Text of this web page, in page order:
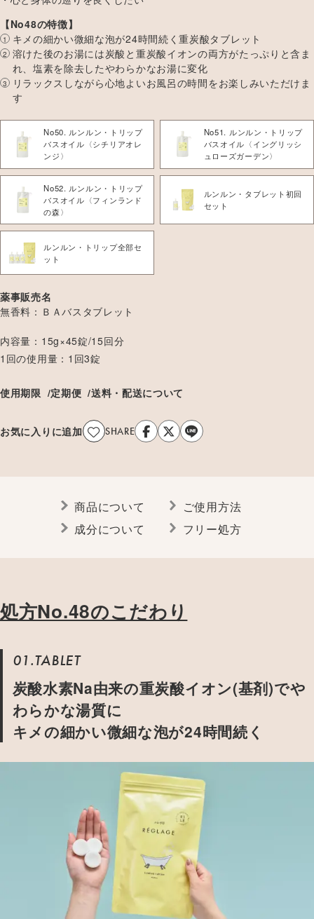
【No48の特徴】
キメの細かい微細な泡が24時間続く重炭酸タブレット
溶けた後のお湯には炭酸と重炭酸イオンの両方がたっぷりと含ま
れ、塩素を除去したやわらかなお湯に変化
リラックスしながら心地よいお風呂の時間をお楽しみいただけま
す
No50. ルンルン・トリップ
バスオイル〈シチリアオレ
ンジ〉
No51. ルンルン・トリップ
バスオイル〈イングリッシ
ュローズガーデン〉
No52. ルンルン・トリップ
バスオイル〈フィンランド
の森〉
ルンルン・タブレット初回
セット
ルンルン・トリップ全部セ
ット
薬事販売名
無香料
ＢＡバスタブレット
内容量
15g×45錠/15回分
1回の使用量
1回3錠
使用期限 定期便 送料・配送について
お気に入りに追加 SHARE
商品について
ご使用方法
成分について
フリー処方
処方No.48のこだわり
01.TABLET
炭酸水素Na由来の重炭酸イオン(基剤)でや
わらかな湯質に
キメの細かい微細な泡が24時間続く